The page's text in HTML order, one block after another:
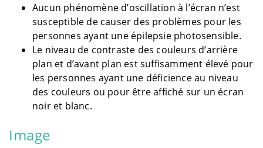
Aucun phénomène d’oscillation à l’écran n’est
susceptible de causer des problèmes pour les
personnes ayant une épilepsie photosensible.
Le niveau de contraste des couleurs d’arrière
plan et d’avant plan est suffisamment élevé pour
les personnes ayant une déficience au niveau
des couleurs ou pour être affiché sur un écran
noir et blanc.
Image